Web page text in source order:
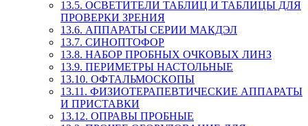
13.5. ОСВЕТИТЕЛИ ТАБЛИЦ И ТАБЛИЦЫ ДЛЯ
ПРОВЕРКИ ЗРЕНИЯ
13.6. АППАРАТЫ СЕРИИ МАКДЭЛ
13.7. СИНОПТОФОР
13.8. НАБОР ПРОБНЫХ ОЧКОВЫХ ЛИНЗ
13.9. ПЕРИМЕТРЫ НАСТОЛЬНЫЕ
13.10. ОФТАЛЬМОСКОПЫ
13.11. ФИЗИОТЕРАПЕВТИЧЕСКИЕ АППАРАТЫ
И ПРИСТАВКИ
13.12. ОПРАВЫ ПРОБНЫЕ